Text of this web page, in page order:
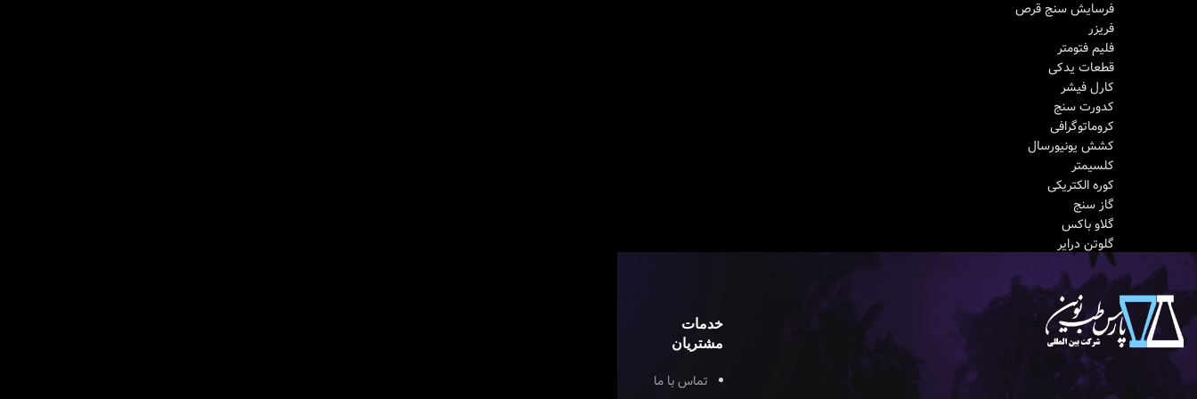
فرسایش سنج قرص
فریزر
فلیم فتومتر
قطعات یدکی
کارل فیشر
کدورت‌ سنج
کروماتوگرافی
کشش یونیورسال
کلسیمتر
کوره الکتریکی
گاز سنج
گلاو باکس
گلوتن درایر
گلوتن واشر
مخلوط کن سیمان
مولتی پارامتر
میکروسکوپ
نفوذسنج
نقطه اشتعال
نقطه ذوب
خدمات
مشتریان
تماس با ما